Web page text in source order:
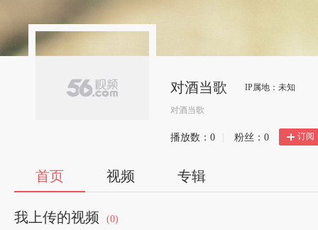
对酒当歌 IP属地：未知
对酒当歌
播放数： 0 粉丝： 0 订阅
首页 视频 专辑
我上传的视频 (0)